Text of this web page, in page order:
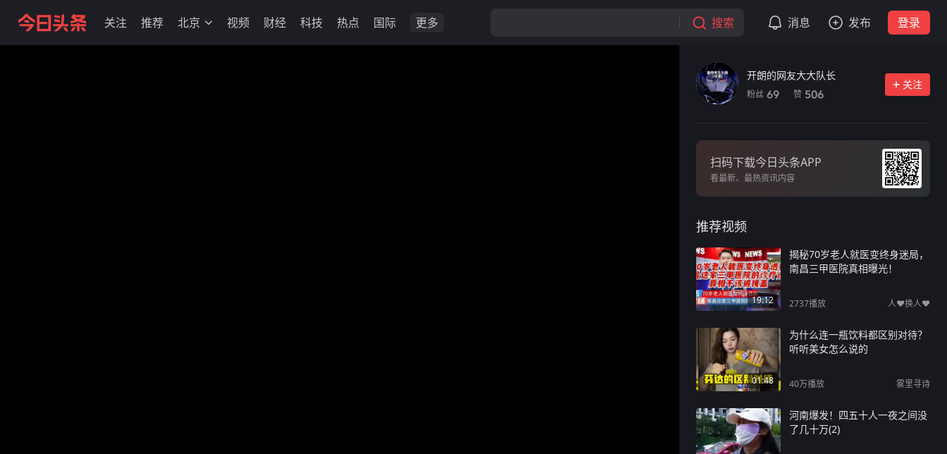
关注 推荐 北京 视频 财经 科技 热点 国际 更多 搜索 消息 发布 登录
开朗的网友大大队长
粉丝 69 赞 506
关注
扫码下载今日头条APP
看最新、最热资讯内容
推荐视频
19:12
揭秘70岁老人就医变终身迷局，
南昌三甲医院真相曝光！
2737播放 人❤️换人❤️
01:48
为什么连一瓶饮料都区别对待？
听听美女怎么说的
40万播放 雾里寻诗
河南爆发！四五十人一夜之间没
了几十万(2)